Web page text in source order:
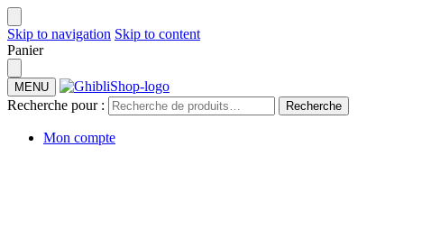
Skip to navigation Skip to content
Panier
MENU
Recherche pour : Recherche
Mon compte